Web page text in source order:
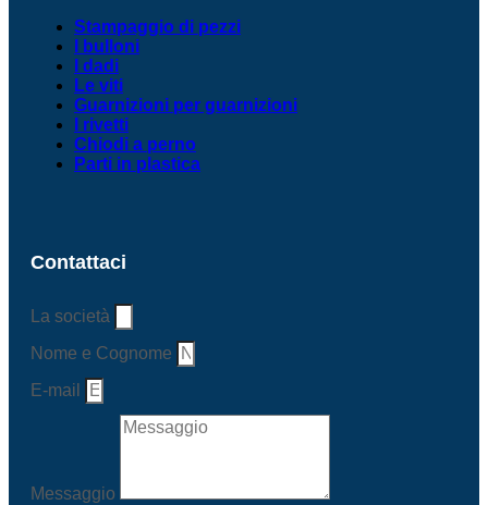
Stampaggio di pezzi
I bulloni
I dadi
Le viti
Guarnizioni per guarnizioni
I rivetti
Chiodi a perno
Parti in plastica
Contattaci
La società
Nome e Cognome
E-mail
Messaggio